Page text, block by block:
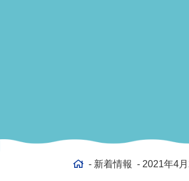
新着情報 2021年4